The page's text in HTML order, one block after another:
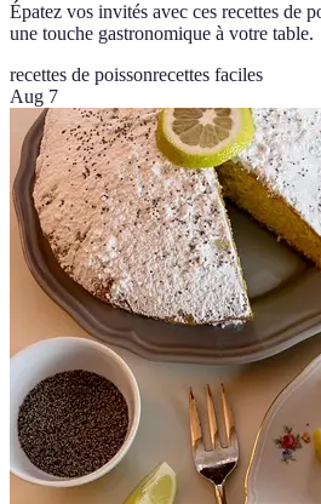
Épatez vos invités avec ces recettes de
une touche gastronomique à votre table.
recettes de poissonrecettes faciles
Aug 7